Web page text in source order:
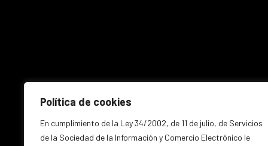
Política de cookies
En cumplimiento de la Ley 34/2002, de 11 de julio, de Servicios
de la Sociedad de la Información y Comercio Electrónico le